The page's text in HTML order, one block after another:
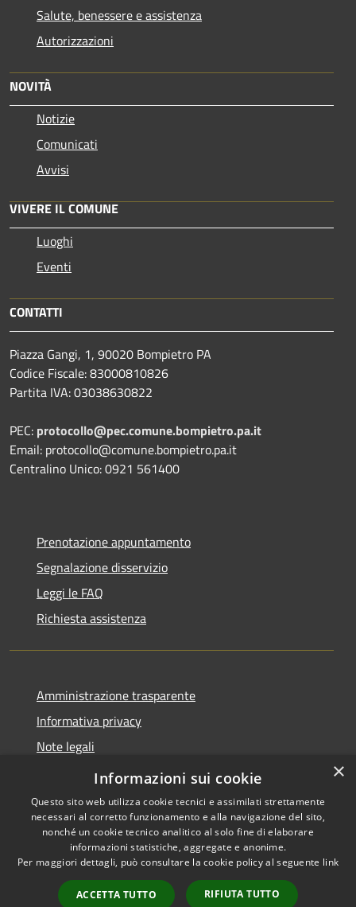
Salute, benessere e assistenza
Autorizzazioni
NOVITÀ
Notizie
Comunicati
Avvisi
VIVERE IL COMUNE
Luoghi
Eventi
CONTATTI
Piazza Gangi, 1, 90020 Bompietro PA
Codice Fiscale: 83000810826
Partita IVA: 03038630822
PEC: protocollo@pec.comune.bompietro.pa.it
Email: protocollo@comune.bompietro.pa.it
Centralino Unico: 0921 561400
Prenotazione appuntamento
Segnalazione disservizio
Leggi le FAQ
Richiesta assistenza
Amministrazione trasparente
Informativa privacy
Note legali
Dichiarazione di accessibilità
Accessibilità
Copyright © 2026 • Comune di
Bompietro • Powered by
Municipium•
Accesso
×
Informazioni sui cookie
Questo sito web utilizza cookie tecnici e assimilati strettamente
necessari al corretto funzionamento e alla navigazione del sito,
nonché un cookie tecnico analitico al solo fine di elaborare
informazioni statistiche, aggregate e anonime.
Per maggiori dettagli, può consultare la cookie policy al seguente link
ACCETTA TUTTO RIFIUTA TUTTO